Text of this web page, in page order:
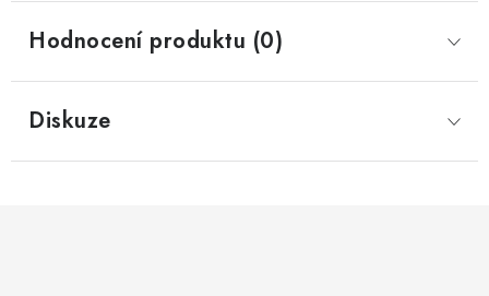
Hodnocení produktu (0)
Diskuze